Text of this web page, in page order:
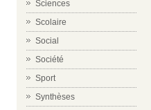
Sciences
Scolaire
Social
Société
Sport
Synthèses